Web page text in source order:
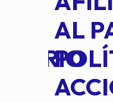
AL